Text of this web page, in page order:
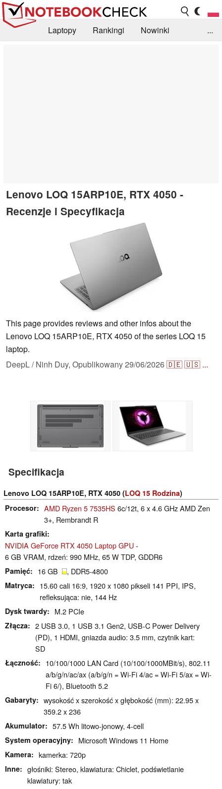
Laptopy Rankingi
Nowinki
...
Lenovo LOQ 15ARP10E, RTX 4050 -
Recenzje i Specyfikacja
This page provides reviews and other infos about the
Lenovo LOQ 15ARP10E, RTX 4050 of the series LOQ 15
laptop.
DeepL / Ninh Duy, Opublikowany29/06/2026🇩🇪🇺🇸 ...
Specifikacja
Lenovo LOQ 15ARP10E, RTX 4050 (LOQ 15 Rodzina)
Procesor
AMD Ryzen 5 7535HS 6c/12t, 6 x 4.6 GHz AMD Zen
3+, Rembrandt R
Karta grafiki
NVIDIA GeForce RTX 4050 Laptop GPU-
6 GB VRAM, rdzeń: 990 MHz, 65 W TDP, GDDR6
Pamięć 16 GB , DDR5-4800
Matryca
15.60 cali 16:9, 1920 x 1080 pikseli 141 PPI, IPS,
refleksująca: nie, 144 Hz
Dysk twardy M.2 PCIe
Złącza
2 USB 3.0, 1 USB 3.1 Gen2, USB-C Power Delivery
(PD), 1 HDMI, gniazda audio: 3.5 mm, czytnik kart:
SD
Łączność
10/100/1000 LAN Card (10/100/1000MBit/s), 802.11
a/b/g/n/ac/ax (a/b/g/n = Wi-Fi 4/ac = Wi-Fi 5/ax = Wi-
Fi 6/), Bluetooth 5.2
Gabaryty
wysokość x szerokość x głębokość (mm): 22.95 x
359.2 x 236
Akumulator 57.5 Wh litowo-jonowy, 4-cell
System operacyjny Microsoft Windows 11 Home
Kamera kamerka: 720p
Inne
głośniki: Stereo, klawiatura: Chiclet, podświetlanie
klawiatury: tak